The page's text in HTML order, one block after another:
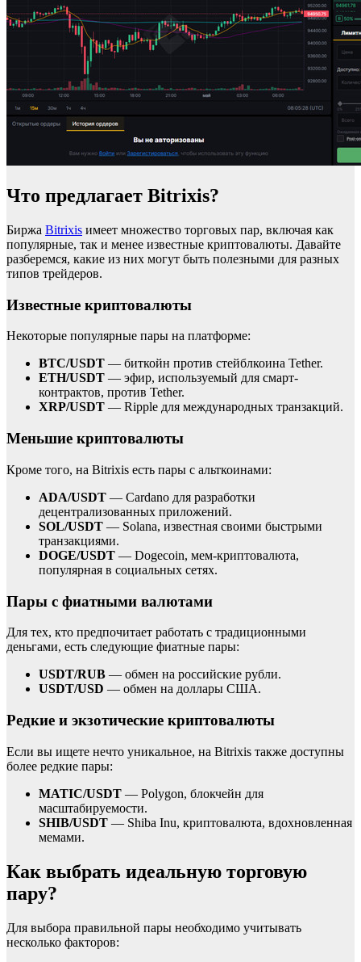
Что предлагает Bitrixis?
Биржа Bitrixis имеет множество торговых пар, включая как
популярные, так и менее известные криптовалюты. Давайте
разберемся, какие из них могут быть полезными для разных
типов трейдеров.
Известные криптовалюты
Некоторые популярные пары на платформе:
BTC/USDT — биткойн против стейблкоина Tether.
ETH/USDT — эфир, используемый для смарт-
контрактов, против Tether.
XRP/USDT — Ripple для международных транзакций.
Меньшие криптовалюты
Кроме того, на Bitrixis есть пары с альткоинами:
ADA/USDT — Cardano для разработки
децентрализованных приложений.
SOL/USDT — Solana, известная своими быстрыми
транзакциями.
DOGE/USDT — Dogecoin, мем-криптовалюта,
популярная в социальных сетях.
Пары с фиатными валютами
Для тех, кто предпочитает работать с традиционными
деньгами, есть следующие фиатные пары:
USDT/RUB — обмен на российские рубли.
USDT/USD — обмен на доллары США.
Редкие и экзотические криптовалюты
Если вы ищете нечто уникальное, на Bitrixis также доступны
более редкие пары:
MATIC/USDT — Polygon, блокчейн для
масштабируемости.
SHIB/USDT — Shiba Inu, криптовалюта, вдохновленная
мемами.
Как выбрать идеальную торговую
пару?
Для выбора правильной пары необходимо учитывать
несколько факторов: